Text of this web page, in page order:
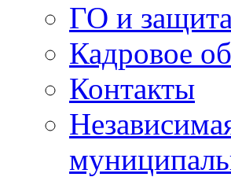
ГО и
Кадровое
Контакты